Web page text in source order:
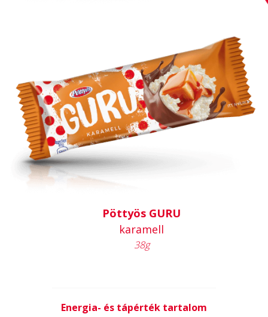
Pöttyös GURU
karamell
38g
Energia- és tápérték tartalom